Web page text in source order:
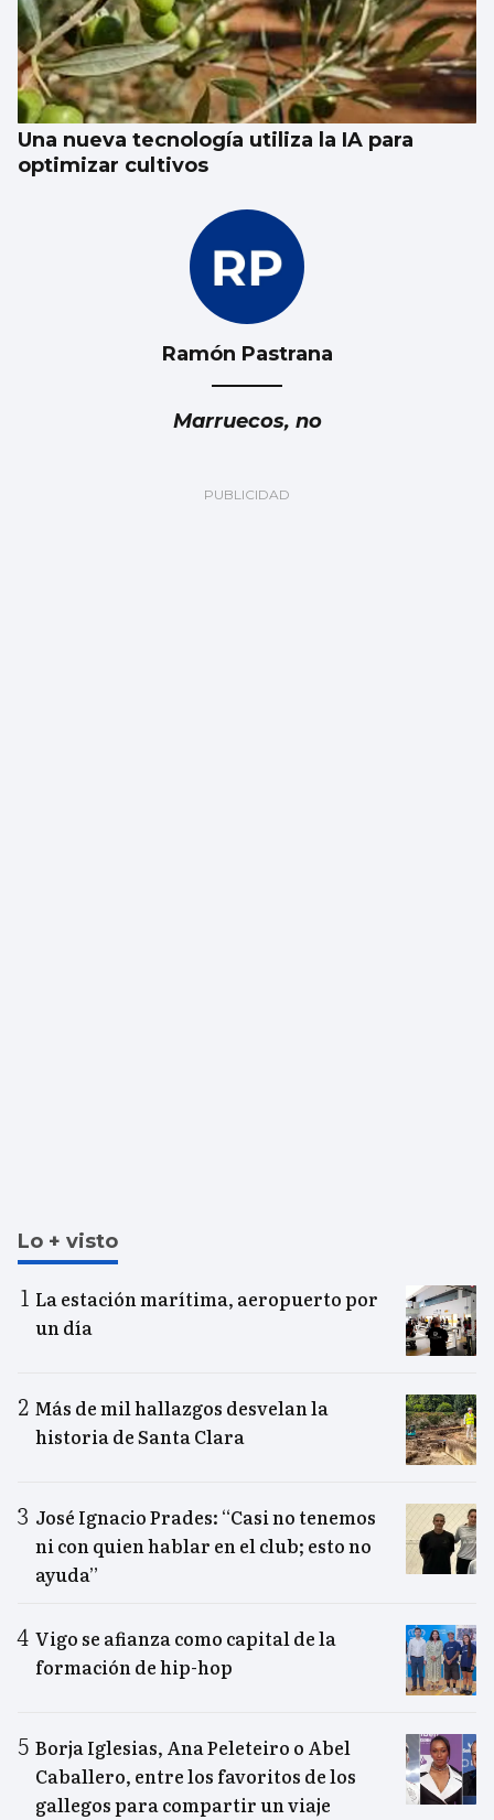
Una nueva tecnología utiliza la IA para
optimizar cultivos
Ramón Pastrana
Marruecos, no
Lo + visto
La estación marítima, aeropuerto por
un día
Más de mil hallazgos desvelan la
historia de Santa Clara
José Ignacio Prades: “Casi no tenemos
ni con quien hablar en el club; esto no
ayuda”
Vigo se afianza como capital de la
formación de hip-hop
Borja Iglesias, Ana Peleteiro o Abel
Caballero, entre los favoritos de los
gallegos para compartir un viaje